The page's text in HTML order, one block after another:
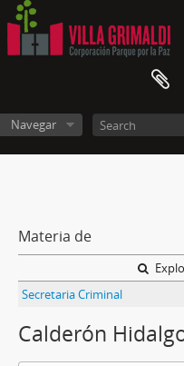
Navegar
Materia de
Secretaria Criminal
Calderón